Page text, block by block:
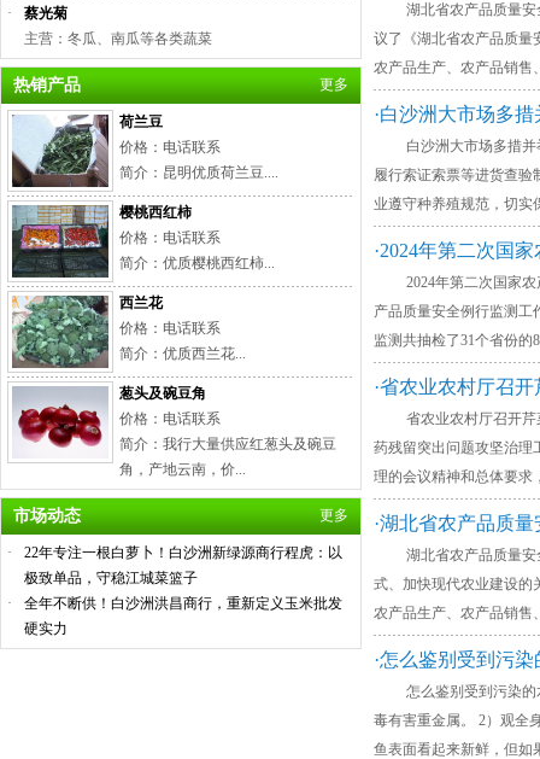
·
蔡光菊
主营：冬瓜、南瓜等各类蔬菜
热销产品 更多
荷兰豆
价格：电话联系
简介：昆明优质荷兰豆....
樱桃西红柿
价格：电话联系
简介：优质樱桃西红柿...
西兰花
价格：电话联系
简介：优质西兰花...
葱头及碗豆角
价格：电话联系
简介：我行大量供应红葱头及碗豆
角，产地云南，价...
市场动态 更多
·
22年专注一根白萝卜！白沙洲新绿源商行程虎：以
极致单品，守稳江城菜篮子
·
全年不断供！白沙洲洪昌商行，重新定义玉米批发
硬实力
湖北省农产品质量安全
议了《湖北省农产品质量
农产品生产、农产品销
·白沙洲大市场多
白沙洲大市场多措并举
履行索证索票等进货查验
业遵守种养殖规范，切
·2024年第二次国
2024年第二次国家农产
产品质量安全例行监测工
监测共抽检了31个省份
·省农业农村厅召
省农业农村厅召开芹菜
药残留突出问题攻坚治理
理的会议精神和总体要
·湖北省农产品质
湖北省农产品质量安全
式、加快现代农业建设的
农产品生产、农产品销
·怎么鉴别受到污
怎么鉴别受到污染的水
毒有害重金属。 2）观全
鱼表面看起来新鲜，但